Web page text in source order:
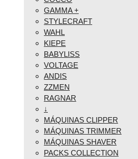
GAMMA +
STYLECRAFT
WAHL
KIEPE
BABYLISS
VOLTAGE
ANDIS
ZZMEN
RAGNAR
↓
MÁQUINAS CLIPPER
MÁQUINAS TRIMMER
MÁQUINAS SHAVER
PACKS COLLECTION